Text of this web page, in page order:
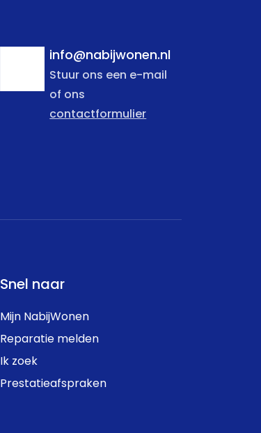
info@nabijwonen.nl
Stuur ons een e-mail
of ons
contactformulier
Snel naar
Mijn NabijWonen
Reparatie melden
Ik zoek
Prestatieafspraken